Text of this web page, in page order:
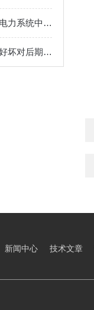
手持局部放电检测仪在电力系统中的应用有哪些？
蓄电池放电测试仪安装好坏对后期使用是有影响的
新闻中心 技术文章